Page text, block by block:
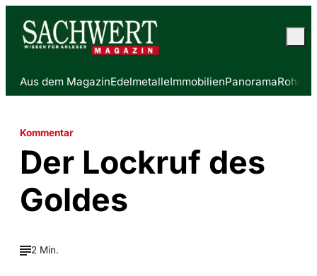
Aus dem MagazinEdelmetalleImmobilienPanorama
Kommentar
Der Lockruf des
Goldes
2 Min.